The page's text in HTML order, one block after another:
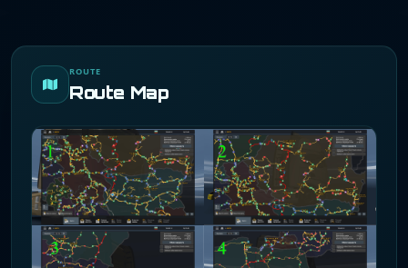
ROUTE
Route Map